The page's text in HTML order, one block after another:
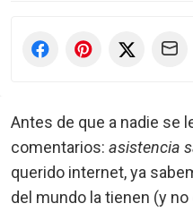
Antes de que a nadie se
comentarios: asistencia
querido internet, ya
del mundo la tienen (y